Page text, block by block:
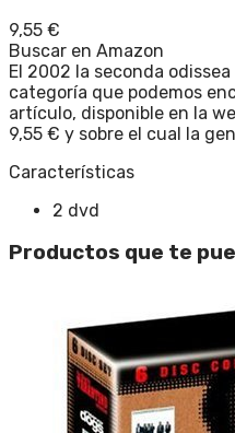
9,55 €
Buscar en Amazon
El 2002 la seconda
categoría que podemos
artículo, disponible en la
9,55 € y sobre el cual la
Características
2 dvd
Productos que te